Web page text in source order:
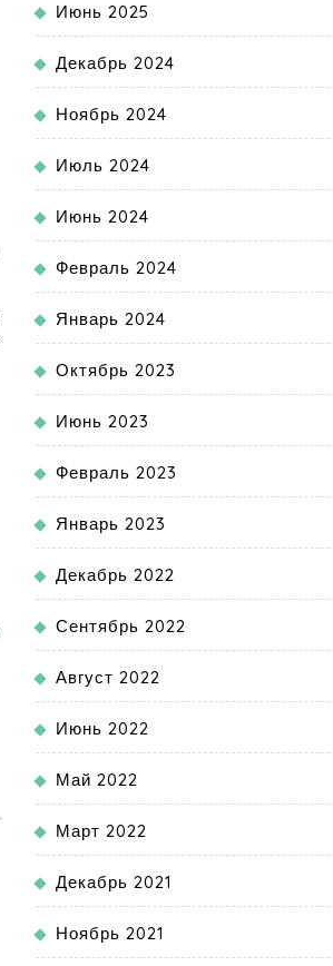
Июнь 2025
Декабрь 2024
Ноябрь 2024
Июль 2024
Июнь 2024
Февраль 2024
Январь 2024
Октябрь 2023
Июнь 2023
Февраль 2023
Январь 2023
Декабрь 2022
Сентябрь 2022
Август 2022
Июнь 2022
Май 2022
Март 2022
Декабрь 2021
Ноябрь 2021